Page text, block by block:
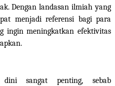
Dengan landasan ilmiah yang
menjadi referensi bagi para
ingin meningkatkan efektivitas
sangat penting, sebab